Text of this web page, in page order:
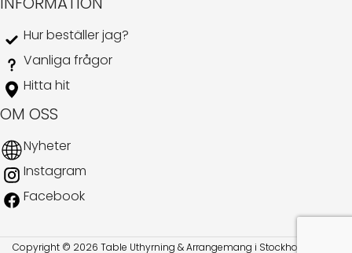
Hur beställer jag?
Vanliga frågor
Hitta hit
OM OSS
Nyheter
Instagram
Facebook
Copyright © 2026 Table Uthyrning & Arrangemang i Stockholm AB. All